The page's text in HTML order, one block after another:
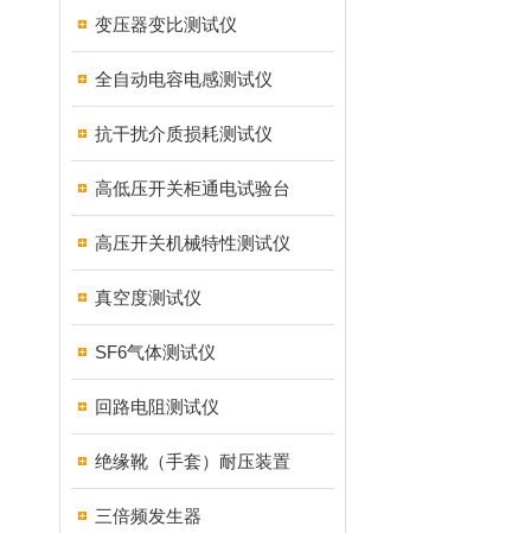
变压器变比测试仪
全自动电容电感测试仪
抗干扰介质损耗测试仪
高低压开关柜通电试验台
高压开关机械特性测试仪
真空度测试仪
SF6气体测试仪
回路电阻测试仪
绝缘靴（手套）耐压装置
三倍频发生器